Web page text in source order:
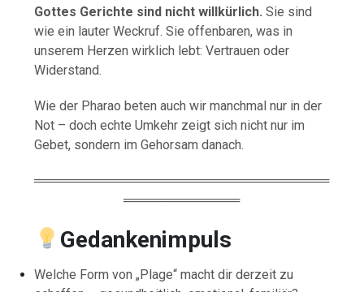
Gottes Gerichte sind nicht willkürlich. Sie sind
wie ein lauter Weckruf. Sie offenbaren, was in
unserem Herzen wirklich lebt: Vertrauen oder
Widerstand.
Wie der Pharao beten auch wir manchmal nur in der
Not – doch echte Umkehr zeigt sich nicht nur im
Gebet, sondern im Gehorsam danach.
═════════════════════════════════
═════════════
Gedankenimpuls
Welche Form von „Plage“ macht dir derzeit zu